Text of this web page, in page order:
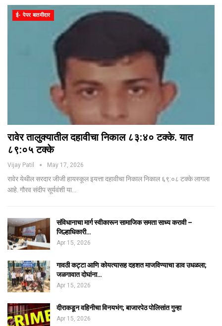
ई- पेपर बातमीदार
रावेर तालुक्यातील दहावीचा निकाल ८३:४० टक्के. यात
८९:०५ टक्के
Vijay Patil May 17, 2026
रावेर येथील सरदार जीजी हायस्कूल इयत्ता दहावीचा निकाल निकाल ६९:०८ टक्के लागला
आहे. गौरव संदीप सूर्यवंशी या…
संविधानाचा मार्ग स्वीकारून सामाजिक समता साध्य करावी –
जिल्हाधिकारी…
Apr 15, 2026
गावठी कट्टा आणि कोयत्यासह दहशत माजविण्याचा डाव उधळला;
जळगावात दोघांना…
Apr 15, 2026
दीराकडून वहिनीचा विनयभंग; बाजारपेठ पोलिसांत गुन्हा
Apr 15, 2026